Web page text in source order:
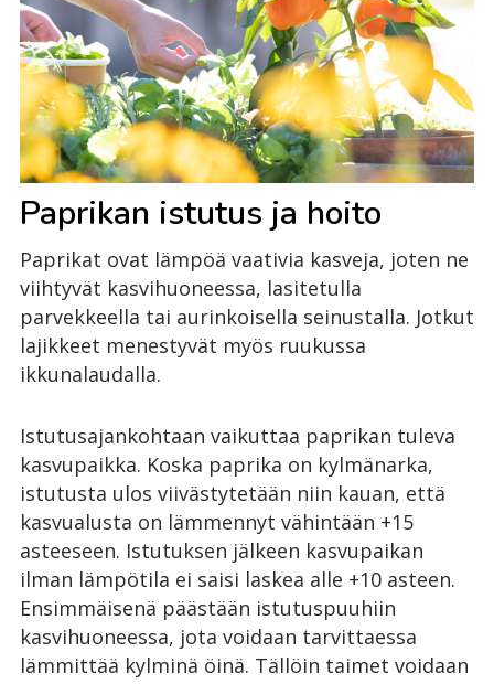
Paprikan istutus ja hoito
Paprikat ovat lämpöä vaativia kasveja, joten ne
viihtyvät kasvihuoneessa, lasitetulla
parvekkeella tai aurinkoisella seinustalla. Jotkut
lajikkeet menestyvät myös ruukussa
ikkunalaudalla.
Istutusajankohtaan vaikuttaa paprikan tuleva
kasvupaikka. Koska paprika on kylmänarka,
istutusta ulos viivästytetään niin kauan, että
kasvualusta on lämmennyt vähintään +15
asteeseen. Istutuksen jälkeen kasvupaikan
ilman lämpötila ei saisi laskea alle +10 asteen.
Ensimmäisenä päästään istutuspuuhiin
kasvihuoneessa, jota voidaan tarvittaessa
lämmittää kylminä öinä. Tällöin taimet voidaan